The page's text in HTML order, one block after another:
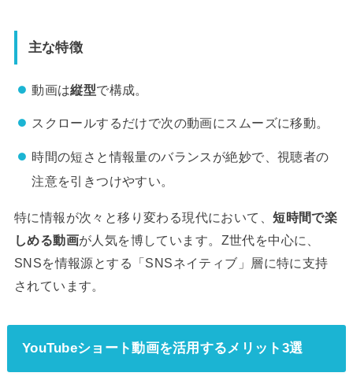
主な特徴
動画は縦型で構成。
スクロールするだけで次の動画にスムーズに移動。
時間の短さと情報量のバランスが絶妙で、視聴者の
注意を引きつけやすい。
特に情報が次々と移り変わる現代において、短時間で楽
しめる動画が人気を博しています。Z世代を中心に、
SNSを情報源とする「SNSネイティブ」層に特に支持
されています。
YouTubeショート動画を活用するメリット3選